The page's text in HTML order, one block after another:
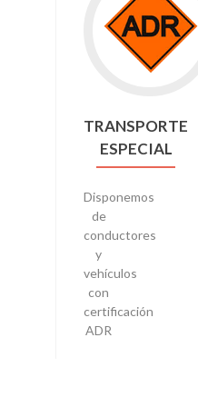
TRANSPORTE
ESPECIAL
Disponemos
de
conductores
y
vehículos
con
certificación
ADR